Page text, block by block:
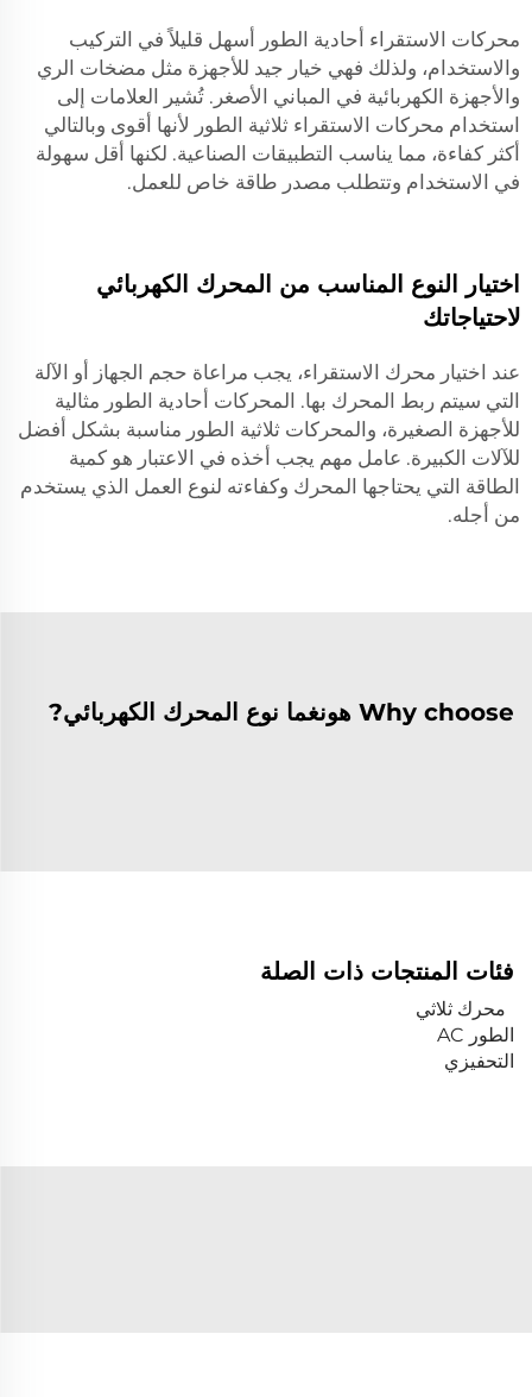
محركات الاستقراء أحادية الطور أسهل قليلاً في التركيب
والاستخدام، ولذلك فهي خيار جيد للأجهزة مثل مضخات الري
والأجهزة الكهربائية في المباني الأصغر. تُشير العلامات إلى
استخدام محركات الاستقراء ثلاثية الطور لأنها أقوى وبالتالي
أكثر كفاءة، مما يناسب التطبيقات الصناعية. لكنها أقل سهولة
في الاستخدام وتتطلب مصدر طاقة خاص للعمل.
اختيار النوع المناسب من المحرك الكهربائي
لاحتياجاتك
عند اختيار محرك الاستقراء، يجب مراعاة حجم الجهاز أو الآلة
التي سيتم ربط المحرك بها. المحركات أحادية الطور مثالية
للأجهزة الصغيرة، والمحركات ثلاثية الطور مناسبة بشكل أفضل
للآلات الكبيرة. عامل مهم يجب أخذه في الاعتبار هو كمية
الطاقة التي يحتاجها المحرك وكفاءته لنوع العمل الذي يستخدم
من أجله.
Why choose هونغما نوع المحرك الكهربائي?
فئات المنتجات ذات الصلة
محرك ثلاثي
الطور AC
التحفيزي